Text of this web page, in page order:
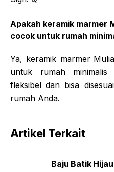
Apakah keramik marmer
cocok untuk rumah
Ya, keramik marmer
untuk rumah minimalis
fleksibel dan bisa
rumah Anda.
Artikel Terkait
Baju Batik